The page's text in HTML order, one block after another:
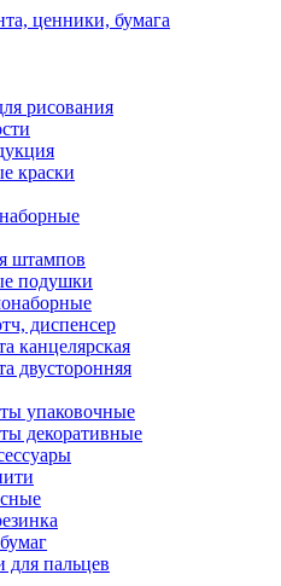
ценники, бумага
рисования
краски
штампов
подушки
диспенсер
канцелярская
двусторонняя
упаковочные
декоративные
для пальцев